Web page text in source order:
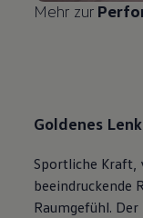
Mehr zur
Goldenes
Sportliche
beeindruckende
Raumgefühl.